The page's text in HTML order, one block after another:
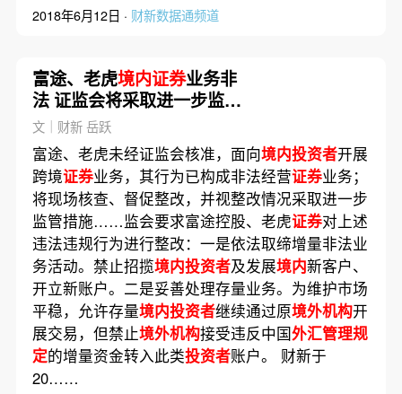
2018年6月12日 · 财新数据通频道
富途、老虎境内证券业务非
法 证监会将采取进一步监管
措施
文｜财新 岳跃
富途、老虎未经证监会核准，面向境内投资者开展
跨境证券业务，其行为已构成非法经营证券业务；
将现场核查、督促整改，并视整改情况采取进一步
监管措施……监会要求富途控股、老虎证券对上述
违法违规行为进行整改：一是依法取缔增量非法业
务活动。禁止招揽境内投资者及发展境内新客户、
开立新账户。二是妥善处理存量业务。为维护市场
平稳，允许存量境内投资者继续通过原境外机构开
展交易，但禁止境外机构接受违反中国外汇管理规
定的增量资金转入此类投资者账户。 财新于
20……